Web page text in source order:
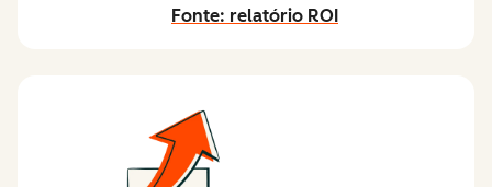
Fonte: relatório ROI